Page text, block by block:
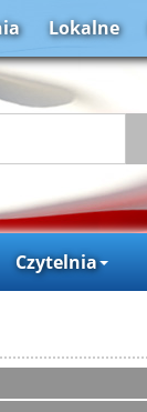
Lokalne
Czytelnia